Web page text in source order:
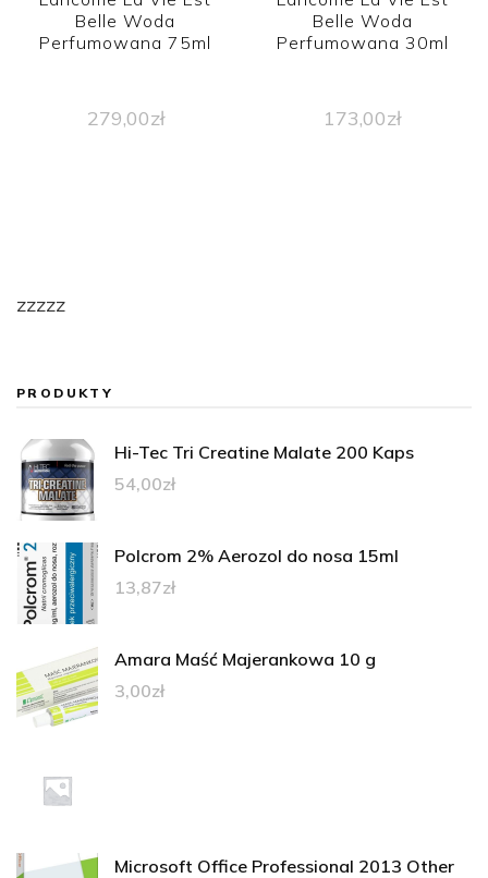
Belle Woda
Perfumowana 75ml
279,00zł
Belle Woda
Perfumowana 30ml
173,00zł
zzzzz
PRODUKTY
Hi-Tec Tri Creatine Malate 200 Kaps
54,00zł
Polcrom 2% Aerozol do nosa 15ml
13,87zł
Amara Maść Majerankowa 10 g
3,00zł
Microsoft Office Professional 2013 Other